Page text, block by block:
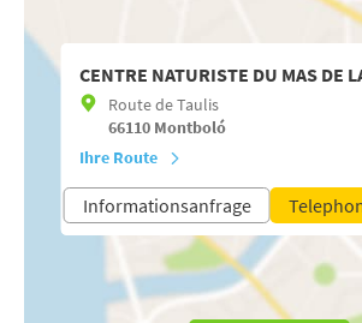
CENTRE NATURISTE DU MAS DE
Route de Taulis
66110 Montboló
Ihre Route
Informationsanfrage